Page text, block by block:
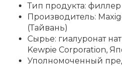
Тип продукта: филлер
Производитель:
(Тайвань)
Сырье: гиалуронат
Kewpie Corporation,
Уполномоченный